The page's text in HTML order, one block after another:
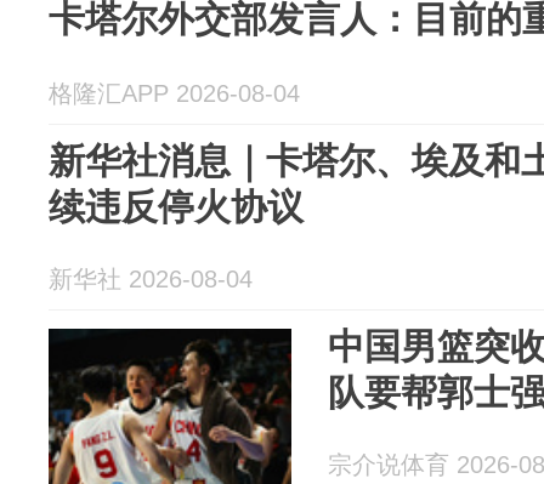
卡塔尔外交部发言人：目前的
格隆汇APP 2026-08-04
新华社消息｜卡塔尔、埃及和
续违反停火协议
新华社 2026-08-04
中国男篮突
队要帮郭士
宗介说体育 2026-